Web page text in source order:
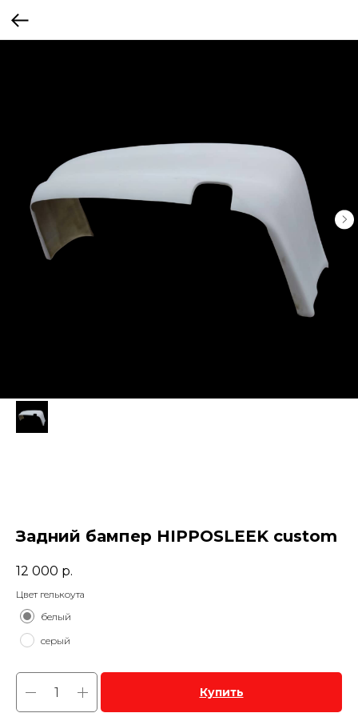
Задний бампер HIPPOSLEEK custom
12 000 р.
Цвет гелькоута
белый
серый
Купить